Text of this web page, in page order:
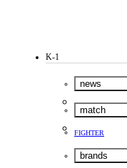
K-1
news
match
FIGHTER
brands